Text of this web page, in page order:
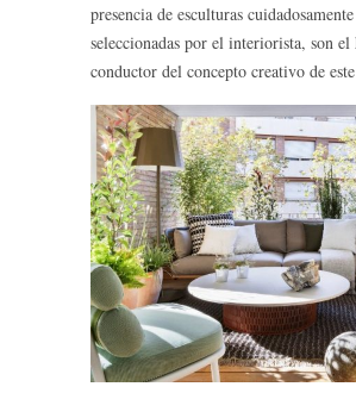
presencia de esculturas cuidadosamente
seleccionadas por el interiorista, son
conductor del concepto creativo de